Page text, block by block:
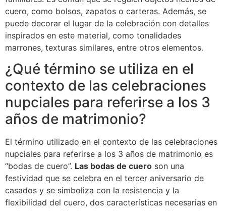
cuero, como bolsos, zapatos o carteras. Además, se
puede decorar el lugar de la celebración con detalles
inspirados en este material, como tonalidades
marrones, texturas similares, entre otros elementos.
¿Qué término se utiliza en el
contexto de las celebraciones
nupciales para referirse a los 3
años de matrimonio?
El término utilizado en el contexto de las celebraciones
nupciales para referirse a los 3 años de matrimonio es
“bodas de cuero”. Las bodas de cuero son una
festividad que se celebra en el tercer aniversario de
casados y se simboliza con la resistencia y la
flexibilidad del cuero, dos características necesarias en